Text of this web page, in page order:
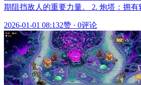
期阻挡敌人的重要力量。 2. 炮塔：拥
2026-01-01 08:132赞 · 0评论